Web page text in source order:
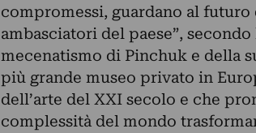
compromessi, guardano al futuro
ambasciatori del paese”,
mecenatismo di Pinchuk e della
più grande museo privato in
dell’arte del XXI secolo e che
complessità del mondo